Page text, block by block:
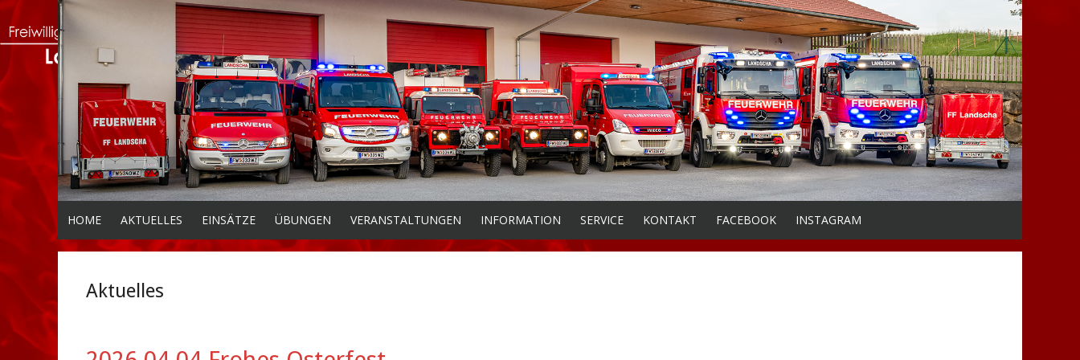
HOME AKTUELLES EINSÄTZE ÜBUNGEN VERANSTALTUNGEN INFORMATION SERVICE KONTAKT FACEBOOK INSTAGRAM
Aktuelles